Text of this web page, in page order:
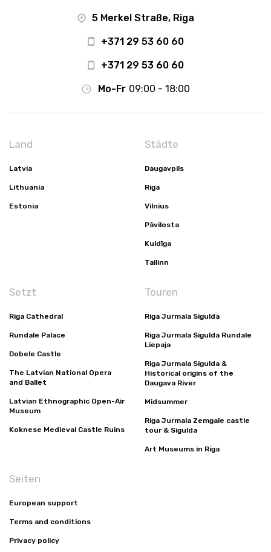
5 Merkel Straße, Riga
+371 29 53 60 60
+371 29 53 60 60
Mo-Fr 09:00 - 18:00
Land
Latvia
Lithuania
Estonia
Städte
Daugavpils
Riga
Vilnius
Pāvilosta
Kuldīga
Tallinn
Setzt
Riga Cathedral
Rundale Palace
Dobele Castle
The Latvian National Opera
and Ballet
Latvian Ethnographic Open-Air
Museum
Koknese Medieval Castle Ruins
Touren
Riga Jurmala Sigulda
Riga Jurmala Sigulda Rundale
Liepaja
Riga Jurmala Sigulda &
Historical origins of the
Daugava River
Midsummer
Riga Jurmala Zemgale castle
tour & Sigulda
Art Museums in Riga
Seiten
European support
Terms and conditions
Privacy policy